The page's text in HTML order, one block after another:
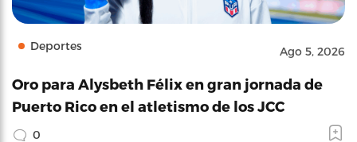
Deportes Ago 5, 2026
Oro para Alysbeth Félix en gran jornada de
Puerto Rico en el atletismo de los JCC
0